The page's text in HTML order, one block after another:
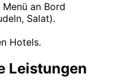
an Bord
Salat).
Hotels.
Leistungen